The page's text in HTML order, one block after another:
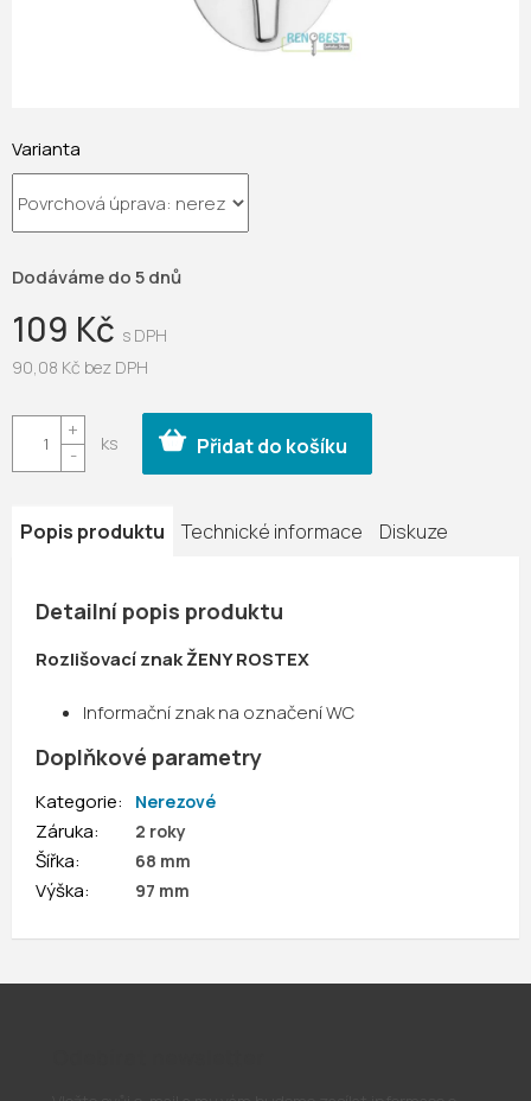
109 Kč
90,08 Kč bez DPH
cena:
Dodáváme do 5 dnů
Varianta
Přidat do košíku
Popis produktu Technické informace Diskuze
Detailní popis produktu
Rozlišovací znak ŽENY ROSTEX
Informační znak na označení WC
Doplňkové parametry
Kategorie: Nerezové
Záruka: 2 roky
Šířka: 68 mm
Výška: 97 mm